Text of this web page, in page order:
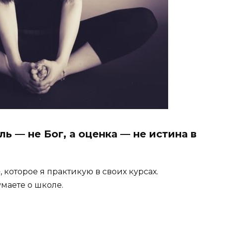
— не Бог, а оценка — не истина в
я практикую в своих курсах.
о школе.